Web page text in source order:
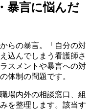
暴言に悩んだ
らの暴言。「自分の対
込んでしまう看護師さ
スメントや暴言への対
体制の問題です。
場内外の相談窓口、組
を整理します。該当す